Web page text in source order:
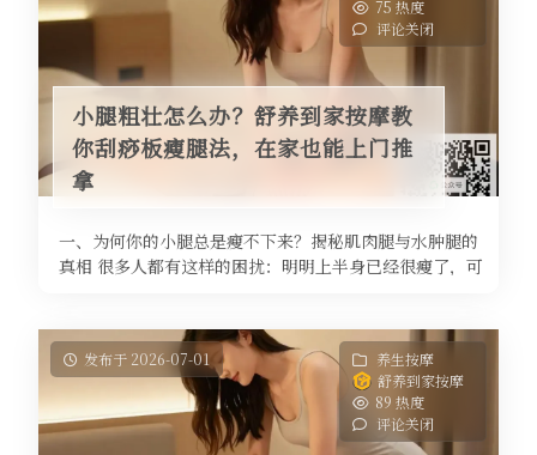
75 热度
评论关闭
小腿粗壮怎么办？舒养到家按摩教
你刮痧板瘦腿法，在家也能上门推
拿
一、为何你的小腿总是瘦不下来？揭秘肌肉腿与水肿腿的
真相 很多人都有这样的困扰：明明上半身已经很瘦了，可
发布于 2026-07-01
养生按摩
舒养到家按摩
89 热度
评论关闭